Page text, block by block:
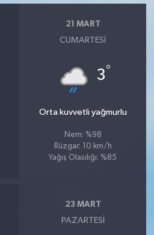
21 MART
CUMARTESI
3°
Orta kuvvetli yağmurlu
Nem: %98
Rüzgar: 10 km/h
Yağış Olasılığı: %85
23 MART
PAZARTESI